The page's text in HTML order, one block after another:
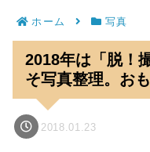
ホーム 写真
2018年は「脱！
そ写真整理。お
2018.01.23